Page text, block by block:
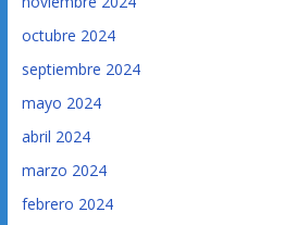
octubre 2024
septiembre 2024
mayo 2024
abril 2024
marzo 2024
febrero 2024